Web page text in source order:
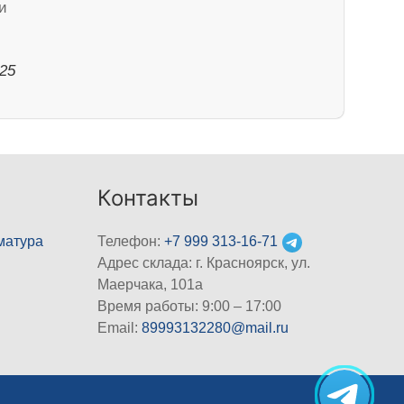
Контакты
Телефон:+7 999 313-16-71
Адрес склада: г. Красноярск, ул.
Маерчака, 101а
Время работы: 9:00 – 17:00
Email:89993132280@mail.ru